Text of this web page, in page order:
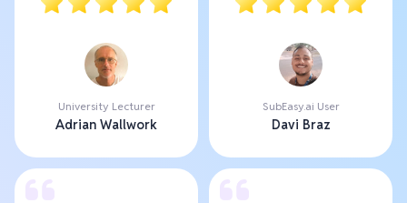
University Lecturer
Adrian Wallwork
SubEasy.ai User
Davi Braz